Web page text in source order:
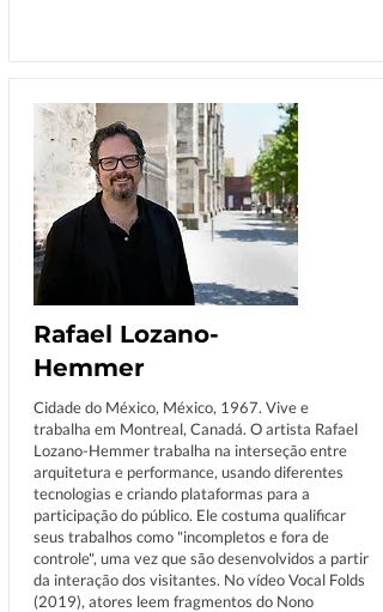
Rafael Lozano-
Hemmer
Cidade do México, México, 1967. Vive e
trabalha em Montreal, Canadá. O artista Rafael
Lozano-Hemmer trabalha na interseção entre
arquitetura e performance, usando diferentes
tecnologias e criando plataformas para a
participação do público. Ele costuma qualificar
seus trabalhos como "incompletos e fora de
controle", uma vez que são desenvolvidos a partir
da interação dos visitantes. No vídeo Vocal Folds
(2019), atores leem fragmentos do Nono